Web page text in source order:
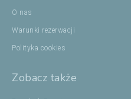
O nas
Warunki rezerwacji
Polityka cookies
Zobacz także